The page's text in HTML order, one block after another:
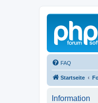
FAQ
Startseite
Information